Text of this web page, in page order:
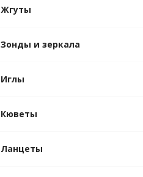
Жгуты
Зонды и зеркала
Иглы
Кюветы
Ланцеты